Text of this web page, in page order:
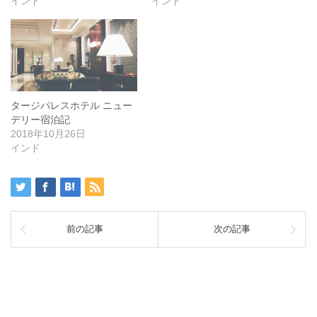
タージパレスホテル ニュー
デリー宿泊記
2018年10月26日
インド
前の記事 次の記事